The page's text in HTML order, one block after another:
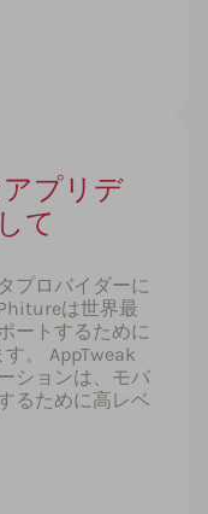
プリデ
て
プロバイダーに
は世界最
ートするために
。 AppTweak
ションは、モバ
るために高レベ